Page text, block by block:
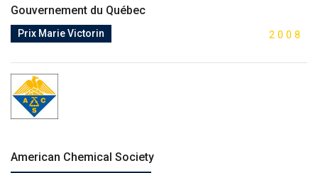
Gouvernement du Québec
Prix Marie Victorin 2 0 0 8
American Chemical Society